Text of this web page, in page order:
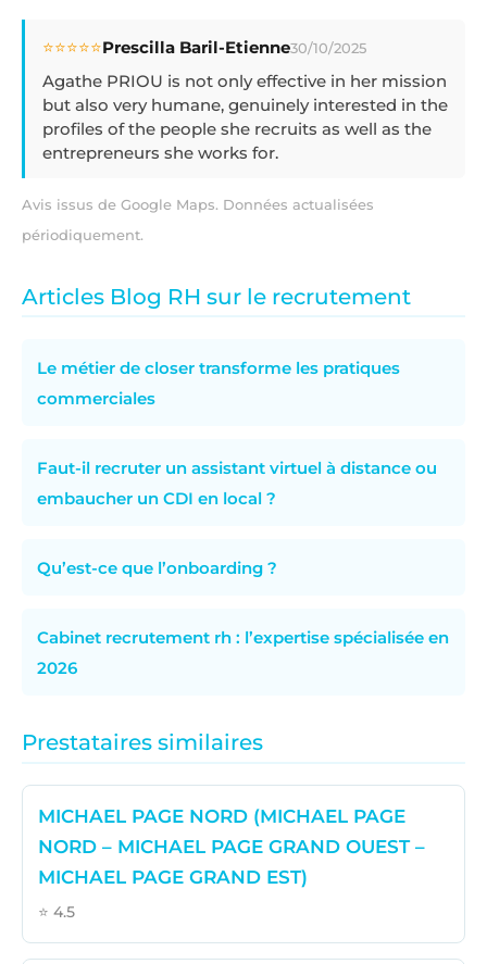
⭐⭐⭐⭐⭐Prescilla Baril-Etienne30/10/2025
Agathe PRIOU is not only effective in her mission
but also very humane, genuinely interested in the
profiles of the people she recruits as well as the
entrepreneurs she works for.
Avis issus de Google Maps. Données actualisées
périodiquement.
Articles Blog RH sur le recrutement
Le métier de closer transforme les pratiques
commerciales
Faut-il recruter un assistant virtuel à distance ou
embaucher un CDI en local ?
Qu’est-ce que l’onboarding ?
Cabinet recrutement rh : l’expertise spécialisée en
2026
Prestataires similaires
MICHAEL PAGE NORD (MICHAEL PAGE
NORD – MICHAEL PAGE GRAND OUEST –
MICHAEL PAGE GRAND EST)
⭐ 4.5